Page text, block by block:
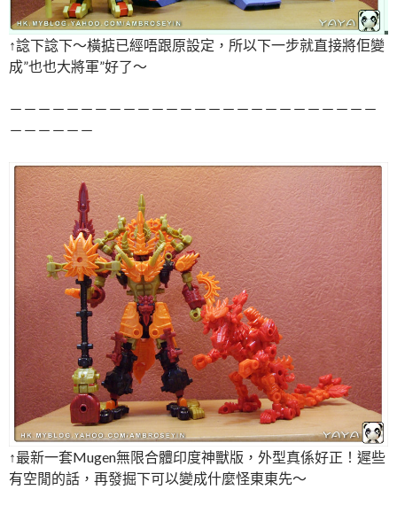
↑諗下諗下～橫掂已經唔跟原設定，所以下一步就直接將佢變
成”也也大將軍”好了～
－－－－－－－－－－－－－－－－－－－－－－－－－－
－－－－－－
↑最新一套Mugen無限合體印度神獸版，外型真係好正！遲些
有空閒的話，再發掘下可以變成什麼怪東東先～